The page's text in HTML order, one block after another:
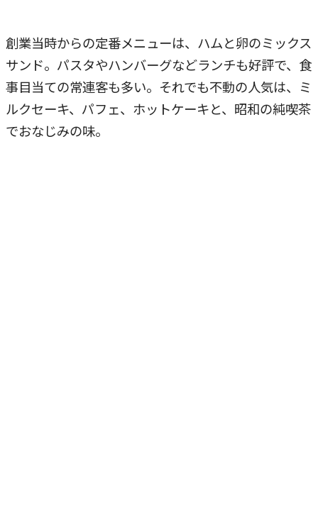
創業当時からの定番メニューは、ハムと卵のミックス
サンド。パスタやハンバーグなどランチも好評で、食
事目当ての常連客も多い。それでも不動の人気は、ミ
ルクセーキ、パフェ、ホットケーキと、昭和の純喫茶
でおなじみの味。